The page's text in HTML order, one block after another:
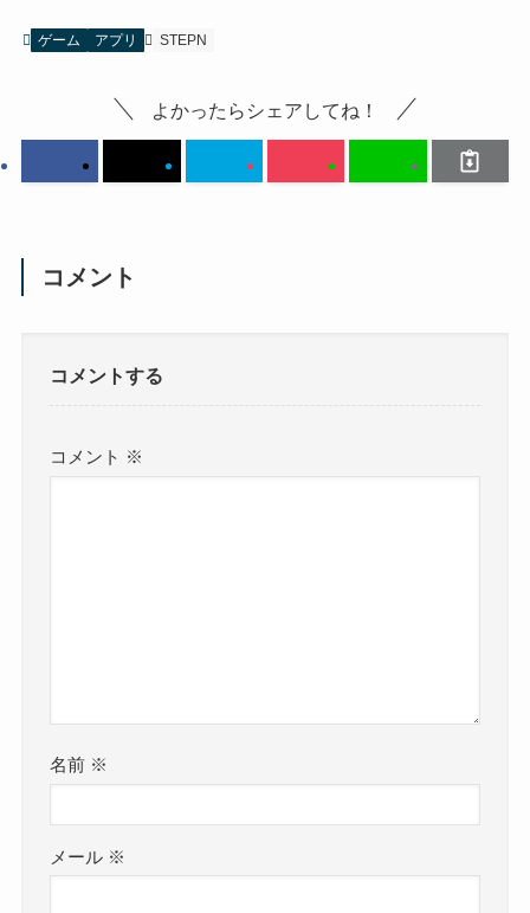
ゲーム アプリ STEPN
よかったらシェアしてね！
コメント
コメントする
コメント ※
名前 ※
メール ※